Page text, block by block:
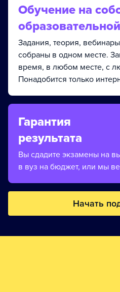
Обучение на
Задания, теория,
собраны в одном месте.
время, в любом месте, с
Понадобится только
Гарантия
результата
Вы сдадите экзамены на
в вуз на бюджет, или мы
Начать